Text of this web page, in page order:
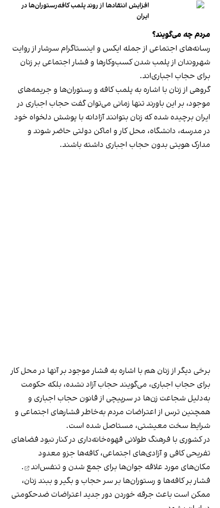
افزایش انتقادها از روند پلمب کافه‌رستوران‌ها در
ایران
مردم چه می‌گویند؟
رسانه‎‌های اجتماعی از جمله ایکس و اینستاگرام سرشار از روایت
شهروندان از پلمب شدن کسب‌وکارها و فشار اجتماعی بر زنان
برای حجاب اجباری‌اند.
گروهی از زنان با اشاره به پلمب کافه و رستوران‌ها و جریمه‌های
موجود، بر این باورند تنها زمانی می‌توان گفت حجاب اجباری در
ایران برچیده شده که زنان بتوانند آزادانه با پوشش دلخواه خود
در مدرسه، دانشگاه، محل کار و اماکن دولتی حاضر شوند و
مدارک هویتی بدون حجاب اجباری داشته باشند.
برخی دیگر از زنان هم با اشاره به فشار موجود بر آنها در محل کار
برای حجاب اجباری، می‌گویند حجاب آزاد نشده، بلکه حکومت
به‌دلیل شجاعت زن‌ها در سرپیچی از قانون حجاب اجباری و
همچنین ترس از اعتراضات مردم به‌خاطر فشارهای اجتماعی و
شرایط سخت معیشتی، مستاصل شده است.
در کشوری با فرهنگ طولانی قهوه‌‌خانه‌داری در کنار نبود فضاهای
تفریحی کافی و آزادی‌های اجتماعی، کافه‌ها جزو معدود
مکان‌های مورد علاقه جوان‌ها برای جمع شدن و تنفس‌اند
.
فشار بر کافه‌ها و رستوران‌ها بر سر حجاب و بگیر و ببند زنان،
ممکن است باعث جرقه خوردن دور جدید اعتراضات ضدحکومتی